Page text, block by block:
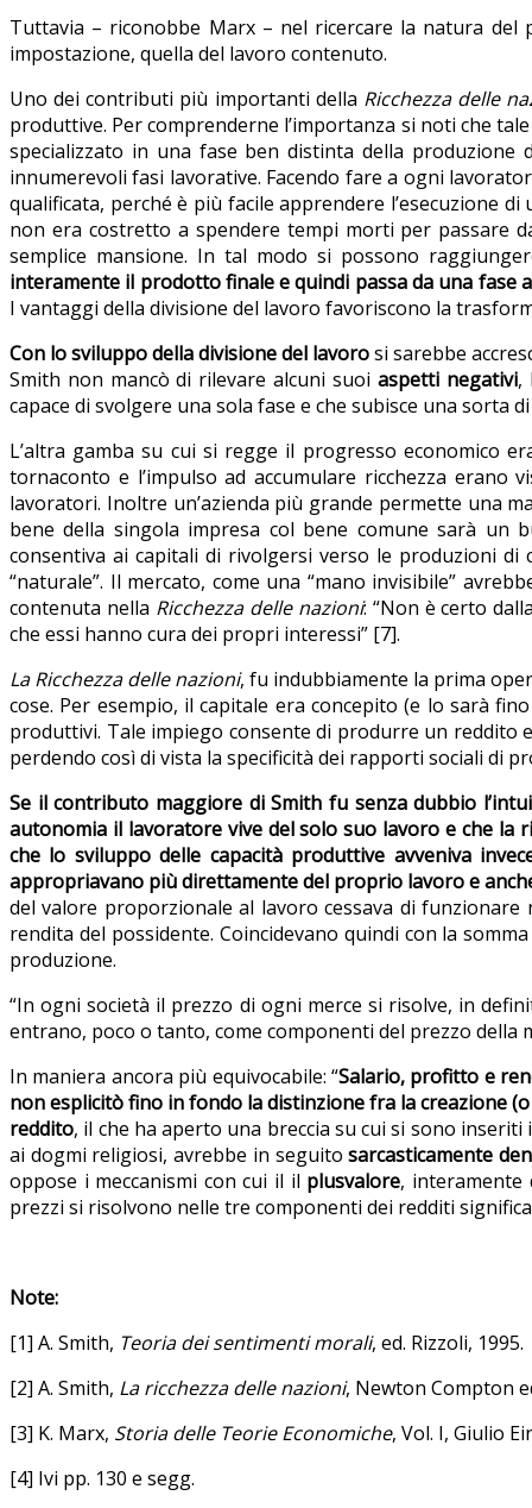
Tuttavia – riconobbe Marx – nel ricercare la natura del
impostazione, quella del lavoro contenuto.
Uno dei contributi più importanti della Ricchezza delle
produttive. Per comprenderne l’importanza si noti che
specializzato in una fase ben distinta della produzione
innumerevoli fasi lavorative. Facendo fare a ogni
qualificata, perché è più facile apprendere l’esecuzione
non era costretto a spendere tempi morti per passare
semplice mansione. In tal modo si possono
interamente il prodotto finale e quindi passa da una fase
I vantaggi della divisione del lavoro favoriscono la
Con lo sviluppo della divisione del lavorosi sarebbe
Smith non mancò di rilevare alcuni suoi aspetti negativi,
capace di svolgere una sola fase e che subisce una sorta
L’altra gamba su cui si regge il progresso economico
tornaconto e l’impulso ad accumulare ricchezza erano
lavoratori. Inoltre un’azienda più grande permette una
bene della singola impresa col bene comune sarà un
consentiva ai capitali di rivolgersi verso le produzioni
“naturale”. Il mercato, come una “mano invisibile”
contenuta nella Ricchezza delle nazioni: “Non è certo
che essi hanno cura dei propri interessi” [7].
La Ricchezza delle nazioni, fu indubbiamente la prima
cose. Per esempio, il capitale era concepito (e lo sarà
produttivi. Tale impiego consente di produrre un reddito
perdendo così di vista la specificità dei rapporti sociali di
Se il contributo maggiore di Smith fu senza dubbio
autonomia il lavoratore vive del solo suo lavoro e che la
che lo sviluppo delle capacità produttive avveniva
appropriavano più direttamente del proprio lavoro e
del valore proporzionale al lavoro cessava di
rendita del possidente. Coincidevano quindi con la
produzione.
“In ogni società il prezzo di ogni merce si risolve, in
entrano, poco o tanto, come componenti del prezzo della
In maniera ancora più equivocabile: “Salario, profitto e
non esplicitò fino in fondo la distinzione fra la creazione
reddito, il che ha aperto una breccia su cui si sono
ai dogmi religiosi, avrebbe in seguitosarcasticamente
oppose i meccanismi con cui il il plusvalore,
prezzi si risolvono nelle tre componenti dei redditi
Note:
[1] A. Smith, Teoria dei sentimenti morali, ed. Rizzoli, 1995.
[2] A. Smith, La ricchezza delle nazioni, Newton Compton
[3] K. Marx, Storia delle Teorie Economiche, Vol. I, Giulio
[4] Ivi pp. 130 e segg.